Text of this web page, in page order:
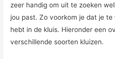
zeer handig om uit te zoeken
jou past. Zo voorkom je dat je
hebt in de kluis. Hieronder een
verschillende soorten kluizen.